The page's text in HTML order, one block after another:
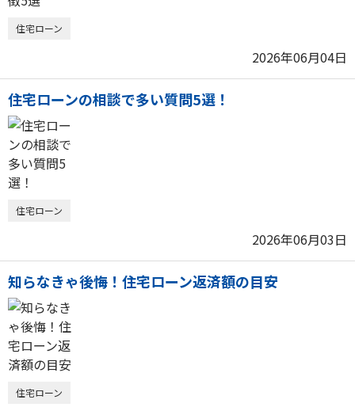
住宅ローン
2026年06月04日
住宅ローンの相談で多い質問5選！
住宅ローン
2026年06月03日
知らなきゃ後悔！住宅ローン返済額の目安
住宅ローン